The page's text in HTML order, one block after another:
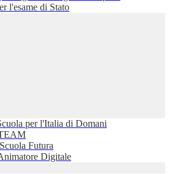
l'esame di Stato
per l'Italia di Domani
Futura
Digitale